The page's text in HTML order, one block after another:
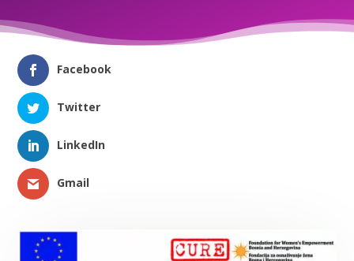
Facebook
Twitter
LinkedIn
Gmail